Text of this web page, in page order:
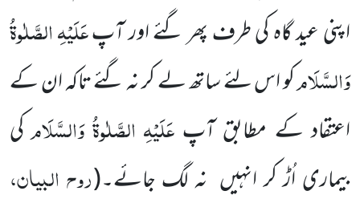
اپنی عید گاہ کی طرف پھر گئے اور آپعَلَیْہِالصَّلٰوۃُ
وَالسَّلَامکو اس لئے ساتھ لے کر نہ گئے تاکہ ان کے
اعتقاد کے مطابق آپ عَلَیْہِ الصَّلٰوۃُوَالسَّلَامکی
بیماری اُڑ کر انہیں نہ لگ جائے۔(روح البیان،